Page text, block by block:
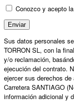
Conozco y acepto la
Sus datos personales
TORRON SL, con la
y/o reclamación,
ejecución del contrato.
ejercer sus derechos
Carretera SANTIAGO
información adicional y